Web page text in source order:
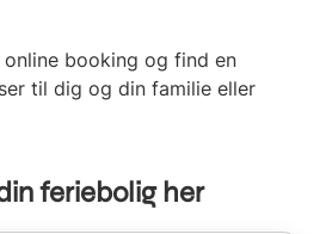
booking og find en
til dig og din familie eller
feriebolig her